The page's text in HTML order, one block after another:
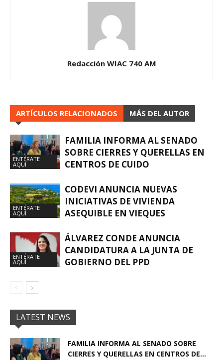
Redacción WIAC 740 AM
ARTÍCULOS RELACIONADOS MÁS DEL AUTOR
ENTÉRATE
AQUÍ
FAMILIA INFORMA AL SENADO
SOBRE CIERRES Y QUERELLAS EN
CENTROS DE CUIDO
ENTÉRATE
AQUÍ
CODEVI ANUNCIA NUEVAS
INICIATIVAS DE VIVIENDA
ASEQUIBLE EN VIEQUES
ENTÉRATE
AQUÍ
ÁLVAREZ CONDE ANUNCIA
CANDIDATURA A LA JUNTA DE
GOBIERNO DEL PPD
LATEST NEWS
FAMILIA INFORMA AL SENADO SOBRE
CIERRES Y QUERELLAS EN CENTROS DE...